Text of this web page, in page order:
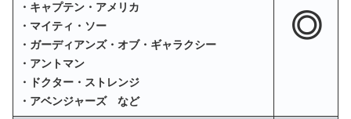
・キャプテン・アメリカ
・マイティ・ソー
・ガーディアンズ・オブ・ギャラクシー
・アントマン
・ドクター・ストレンジ
・アベンジャーズ など
◎